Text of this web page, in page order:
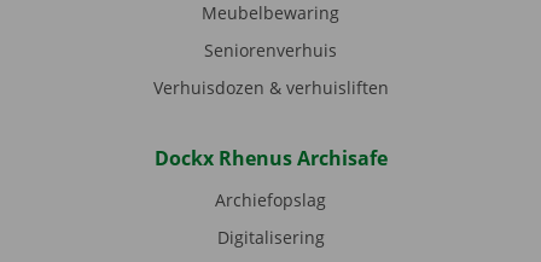
Meubelbewaring
Seniorenverhuis
Verhuisdozen & verhuisliften
Dockx Rhenus Archisafe
Archiefopslag
Digitalisering